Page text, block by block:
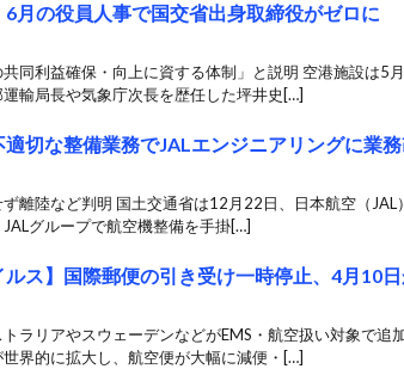
6月の役員人事で国交省出身取締役がゼロに
共同利益確保・向上に資する体制」と説明 空港施設は5
輸局長や気象庁次長を歴任した坪井史[…]
適切な整備業務でJALエンジニアリングに業
離陸など判明 国土交通省は12月22日、日本航空（
JALグループで航空機整備を手掛[…]
ルス】国際郵便の引き受け一時停止、4月10
ラリアやスウェーデンなどがEMS・航空扱い対象で追
世界的に拡大し、航空便が大幅に減便・[…]